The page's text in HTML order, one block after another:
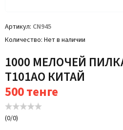
Артикул CN945
Количество Нет в наличии
1000 МЕЛОЧЕЙ
T101AO КИТАЙ
500тенге
(0/0)